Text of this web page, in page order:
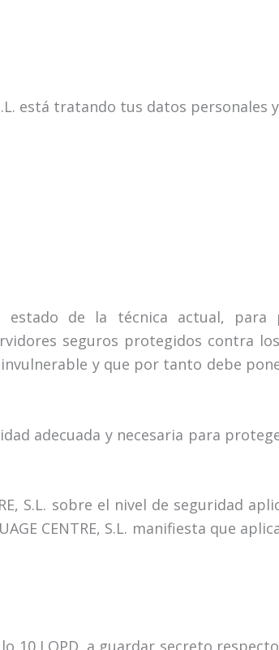
está tratando tus datos personales
al estado de la técnica actual,
seguros protegidos contra
y que por tanto debe
adecuada y necesaria para
S.L. sobre el nivel de seguridad
CENTRE, S.L. manifiesta que
10 LOPD, a guardar secreto